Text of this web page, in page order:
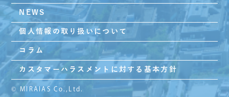
NEWS
個人情報の取り扱いについて
コラム
カスタマーハラスメントに対する基本方針
© MIRAIAS Co.,Ltd.